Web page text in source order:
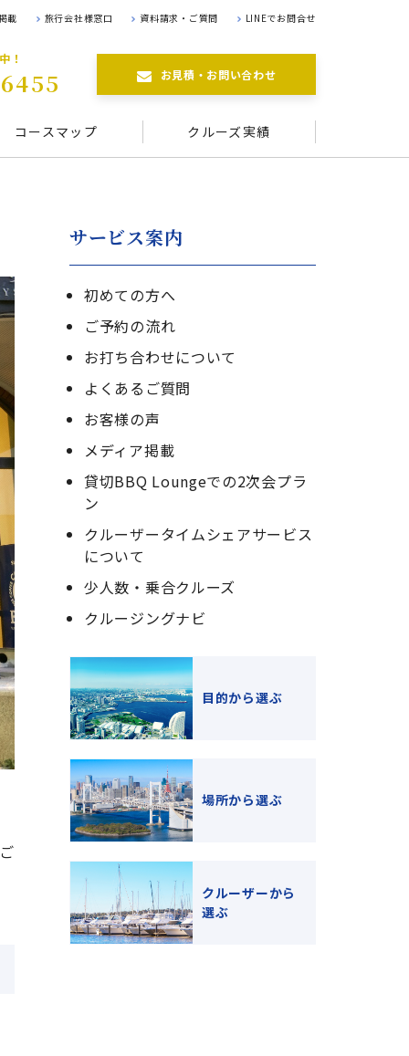
載 旅行会社様窓口 資料請求・ご質問 LINEでお問合せ
！
お見積・お問い合わせ
コースマップ クルーズ実績
サービス案内
初めての方へ
ご予約の流れ
お打ち合わせについて
よくあるご質問
お客様の声
メディア掲載
貸切BBQ Loungeでの2次会プラ
ン
クルーザータイムシェアサービス
について
少人数・乗合クルーズ
クルージングナビ
目的から選ぶ
場所から選ぶ
クルーザーから
選ぶ